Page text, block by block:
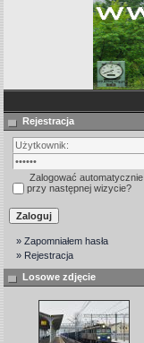
Rejestracja
Zalogować automatycznie
przy następnej wizycie?
» Zapomniałem hasła
» Rejestracja
Losowe zdjęcie